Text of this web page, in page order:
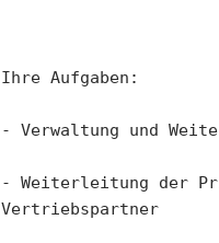
Ihre Aufgaben:
- Verwaltung und
- Weiterleitung der
Vertriebspartner